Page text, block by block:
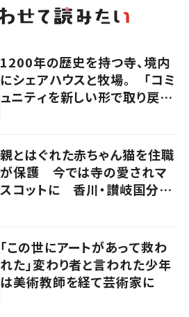
1200年の歴史を持つ寺、境内
にシェアハウスと牧場。 「コミ
ュニティを新しい形で取り戻
親とはぐれた赤ちゃん猫を住職
が保護 今では寺の愛されマ
スコットに 香川・讃岐国分寺
「この世にアートがあって救わ
れた」変わり者と言われた少年
は美術教師を経て芸術家に